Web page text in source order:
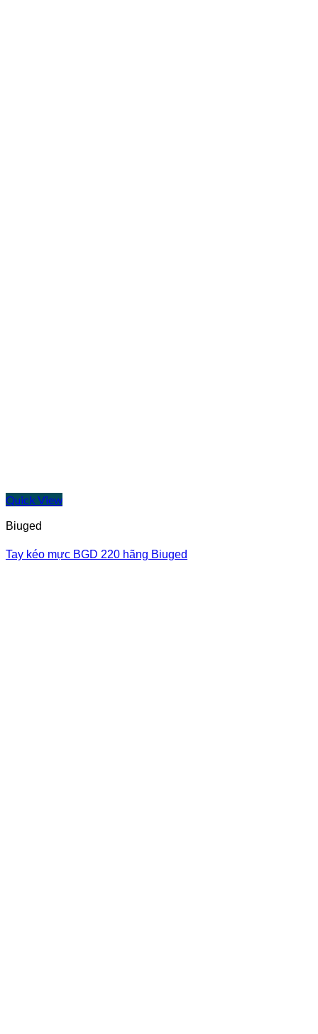
Quick View
Biuged
Tay kéo mực BGD 220 hãng Biuged